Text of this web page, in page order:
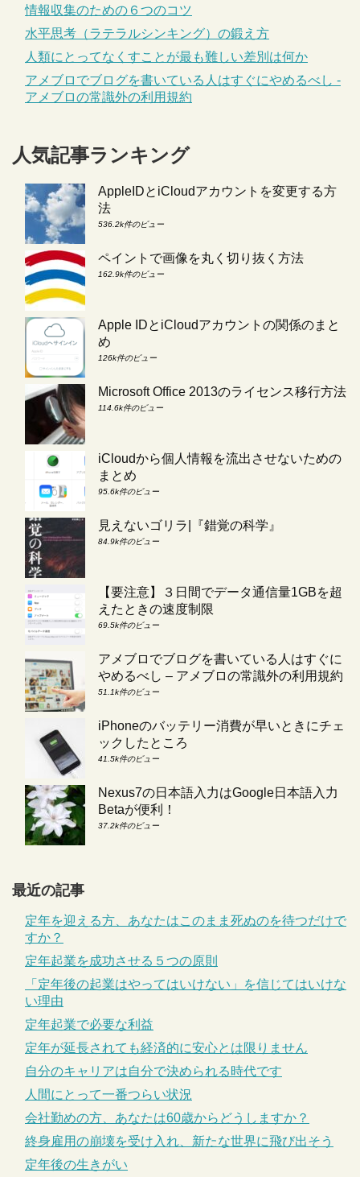
情報収集のための６つのコツ
水平思考（ラテラルシンキング）の鍛え方
人類にとってなくすことが最も難しい差別は何か
アメブロでブログを書いている人はすぐにやめるべし -
アメブロの常識外の利用規約
人気記事ランキング
AppleIDとiCloudアカウントを変更する方
法
536.2k件のビュー
ペイントで画像を丸く切り抜く方法
162.9k件のビュー
Apple IDとiCloudアカウントの関係のまと
め
126k件のビュー
Microsoft Office 2013のライセンス移行方法
114.6k件のビュー
iCloudから個人情報を流出させないための
まとめ
95.6k件のビュー
見えないゴリラ|『錯覚の科学』
84.9k件のビュー
【要注意】３日間でデータ通信量1GBを超
えたときの速度制限
69.5k件のビュー
アメブロでブログを書いている人はすぐに
やめるべし – アメブロの常識外の利用規約
51.1k件のビュー
iPhoneのバッテリー消費が早いときにチェ
ックしたところ
41.5k件のビュー
Nexus7の日本語入力はGoogle日本語入力
Betaが便利！
37.2k件のビュー
最近の記事
定年を迎える方、あなたはこのまま死ぬのを待つだけで
すか？
定年起業を成功させる５つの原則
「定年後の起業はやってはいけない」を信じてはいけな
い理由
定年起業で必要な利益
定年が延長されても経済的に安心とは限りません
自分のキャリアは自分で決められる時代です
人間にとって一番つらい状況
会社勤めの方、あなたは60歳からどうしますか？
終身雇用の崩壊を受け入れ、新たな世界に飛び出そう
定年後の生きがい